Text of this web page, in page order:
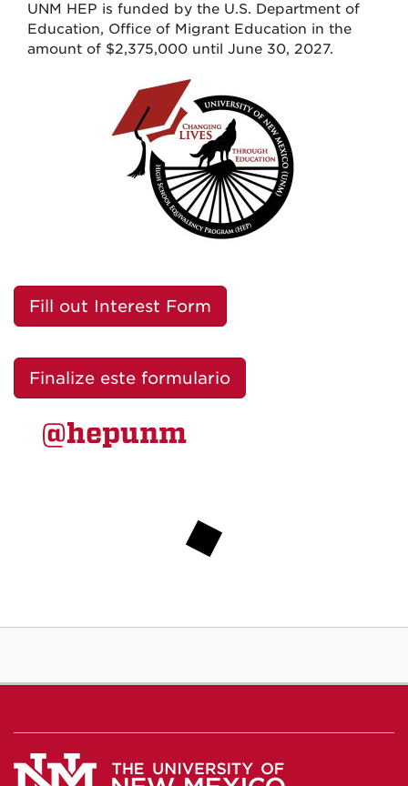
UNM HEP is funded by the U.S. Department of
Education, Office of Migrant Education in the
amount of $2,375,000 until June 30, 2027.
Fill out Interest Form
Finalize este formulario
@hepunm